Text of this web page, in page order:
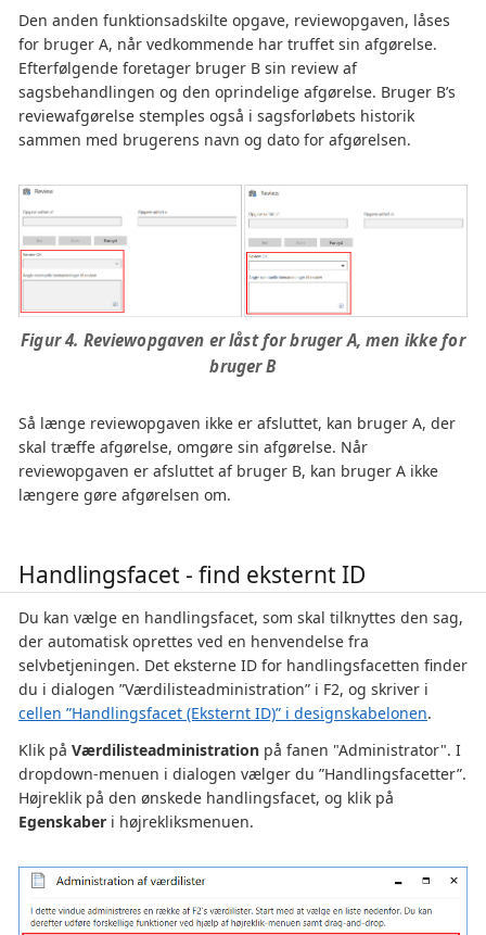
Den anden funktionsadskilte opgave, reviewopgaven, låses
for bruger A, når vedkommende har truffet sin afgørelse.
Efterfølgende foretager bruger B sin review af
sagsbehandlingen og den oprindelige afgørelse. Bruger B’s
reviewafgørelse stemples også i sagsforløbets historik
sammen med brugerens navn og dato for afgørelsen.
Figur 4. Reviewopgaven er låst for bruger A, men ikke for
bruger B
Så længe reviewopgaven ikke er afsluttet, kan bruger A, der
skal træffe afgørelse, omgøre sin afgørelse. Når
reviewopgaven er afsluttet af bruger B, kan bruger A ikke
længere gøre afgørelsen om.
Handlingsfacet - find eksternt ID
Du kan vælge en handlingsfacet, som skal tilknyttes den sag,
der automatisk oprettes ved en henvendelse fra
selvbetjeningen. Det eksterne ID for handlingsfacetten finder
du i dialogen ”Værdilisteadministration” i F2, og skriver i
cellen ”Handlingsfacet (Eksternt ID)” i designskabelonen.
Klik på Værdilisteadministration på fanen "Administrator". I
dropdown-menuen i dialogen vælger du ”Handlingsfacetter”.
Højreklik på den ønskede handlingsfacet, og klik på
Egenskaber i højrekliksmenuen.